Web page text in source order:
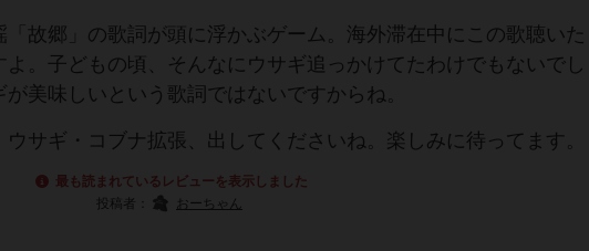
「故郷」の歌詞が頭に浮かぶゲーム。海外滞在中にこの歌聴いた
。子どもの頃、そんなにウサギ追っかけてたわけでもないでし
美味しいという歌詞ではないですからね。
サギ・コブナ拡張、出してくださいね。楽しみに待ってます。
最も読まれているレビューを表示しました
投稿者：
おーちゃん